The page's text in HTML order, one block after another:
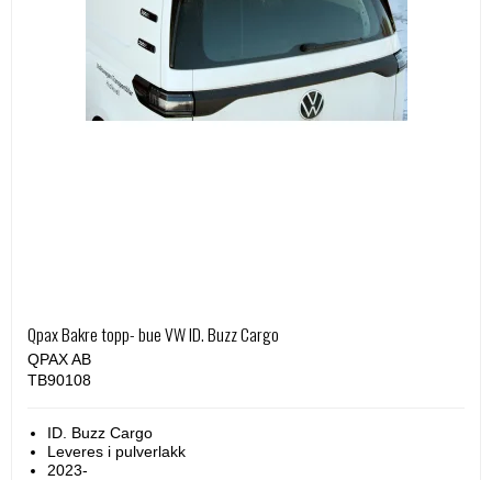
Qpax Bakre topp- bue VW ID. Buzz Cargo
QPAX AB
TB90108
ID. Buzz Cargo
Leveres i pulverlakk
2023-